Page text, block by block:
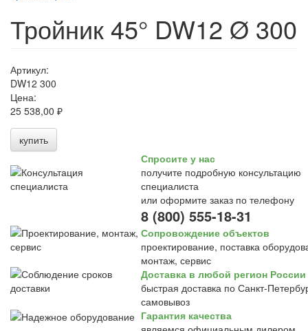
Тройник 45° DW12 Ø 300
Артикул:
DW12 300
Цена:
25 538,00 ₽
купить
Спросите у нас
получите подробную консультацию
специалиста
или оформите заказ по телефону
8 (800) 555-18-31
Сопровождение объектов
проектирование, поставка
монтаж, сервис
Доставка в любой регион России
быстрая доставка по Санкт-
самовывоз
Гарантия качества